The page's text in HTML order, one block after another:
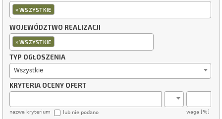
×WSZYSTKIE
WOJEWÓDZTWO REALIZACJI
×WSZYSTKIE
TYP OGŁOSZENIA
Wszystkie
KRYTERIA OCENY OFERT
nazwa kryterium waga [%]
lub nie podano